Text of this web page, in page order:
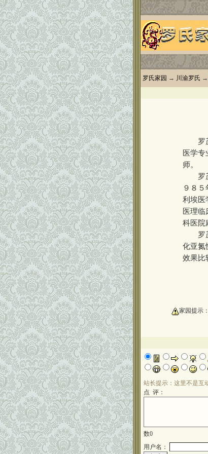
罗氏家园 → 川渝罗氏 →
罗茂
医学
师。
罗茂
９８
利埃医
医理
科医院
罗茂
化亚氮
效果比
家园提示
站长提示：这里不是互
点 评：
数0
用户名：